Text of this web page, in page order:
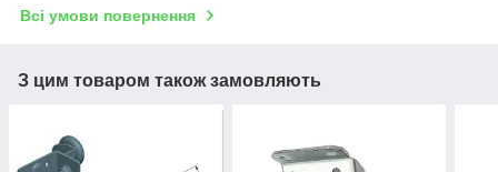
Всі умови повернення
З цим товаром також замовляють